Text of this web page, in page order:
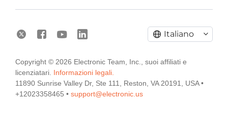
Copyright © 2026 Electronic Team, Inc., suoi affiliati e
licenziatari. Informazioni legali.
11890 Sunrise Valley Dr, Ste 111, Reston, VA 20191, USA •
+12023358465 • support@electronic.us
Italiano